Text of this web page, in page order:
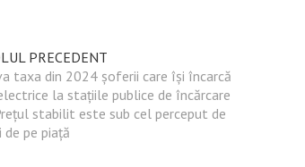
PRECEDENT
taxa din 2024 șoferii care își încarcă
la stațiile publice de încărcare
stabilit este sub cel perceput de
pe piață